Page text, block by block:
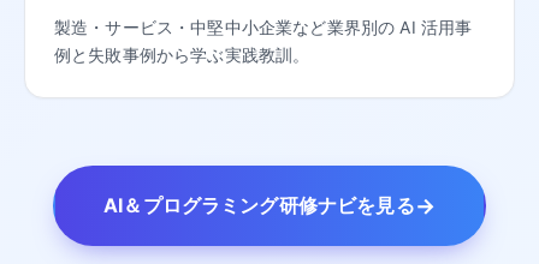
製造・サービス・中堅中小企業など業界別の AI 活用事
例と失敗事例から学ぶ実践教訓。
AI＆プログラミング研修ナビを見る→